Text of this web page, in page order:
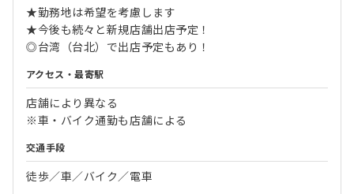
★勤務地は希望を考慮します
★今後も続々と新規店舗出店予定！
◎台湾（台北）で出店予定もあり！
アクセス・最寄駅
店舗により異なる
※車・バイク通勤も店舗による
交通手段
徒歩／車／バイク／電車